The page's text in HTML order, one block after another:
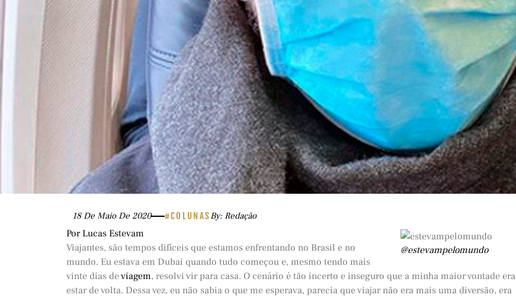
18 De Maio De 2020 #COLUNASBy: Redação
@estevampelomundo
Por Lucas Estevam
Viajantes, são tempos difíceis que estamos enfrentando no Brasil e no
mundo. Eu estava em Dubai quando tudo começou e, mesmo tendo mais
vinte dias deviagem, resolvi vir para casa. O cenário é tão incerto e inseguro que a minha maior vontade era
estar de volta. Dessa vez, eu não sabia o que me esperava, parecia que viajar não era mais uma diversão, era